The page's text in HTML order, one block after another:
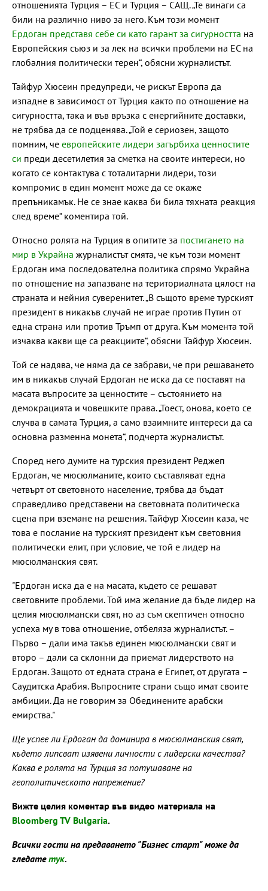
отношенията Турция – ЕС и Турция – САЩ. „Те винаги са
били на различно ниво за него. Към този момент
Ердоган представя себе си като гарант за сигурността на
Европейския съюз и за лек на всички проблеми на ЕС на
глобалния политически терен“, обясни журналистът.
Тайфур Хюсеин предупреди, че рискът Европа да
изпадне в зависимост от Турция както по отношение на
сигурността, така и във връзка с енергийните доставки,
не трябва да се подценява. „Той е сериозен, защото
помним, че европейските лидери загърбиха ценностите
си преди десетилетия за сметка на своите интереси, но
когато се контактува с тоталитарни лидери, този
компромис в един момент може да се окаже
препъникамък. Не се знае каква би била тяхната реакция
след време“ коментира той.
Относно ролята на Турция в опитите за постигането на
мир в Украйна журналистът смята, че към този момент
Ердоган има последователна политика спрямо Украйна
по отношение на запазване на териториалната цялост на
страната и нейния суверенитет. „В същото време турският
президент в никакъв случай не играе против Путин от
една страна или против Тръмп от друга. Към момента той
изчаква какви ще са реакциите“, обясни Тайфур Хюсеин.
Той се надява, че няма да се забрави, че при решаването
им в никакъв случай Ердоган не иска да се поставят на
масата въпросите за ценностите – състоянието на
демокрацията и човешките права. „Тоест, онова, което се
случва в самата Турция, а само взаимните интереси да са
основна разменна монета“, подчерта журналистът.
Според него думите на турския президент Реджеп
Ердоган, че мюсюлманите, които съставляват една
четвърт от световното население, трябва да бъдат
справедливо представени на световната политическа
сцена при вземане на решения. Тайфур Хюсеин каза, че
това е послание на турският президент към световния
политически елит, при условие, че той е лидер на
мюсюлманския свят.
"Ердоган иска да е на масата, където се решават
световните проблеми. Той има желание да бъде лидер на
целия мюсюлмански свят, но аз съм скептичен относно
успеха му в това отношение, отбеляза журналистът. –
Първо – дали има такъв единен мюсюлмански свят и
второ – дали са склонни да приемат лидерството на
Ердоган. Защото от едната страна е Египет, от другата –
Саудитска Арабия. Въпросните страни също имат своите
амбиции. Да не говорим за Обединените арабски
емирства."
Ще успее ли Ердоган да доминира в мюсюлманския свят,
където липсват изявени личности с лидерски качества?
Каква е ролята на Турция за потушаване на
геополитическото напрежение?
Вижте целия коментар във видео материала на
Bloomberg TV Bulgaria.
Всички гости на предаването "Бизнес старт" може да
гледатетук.